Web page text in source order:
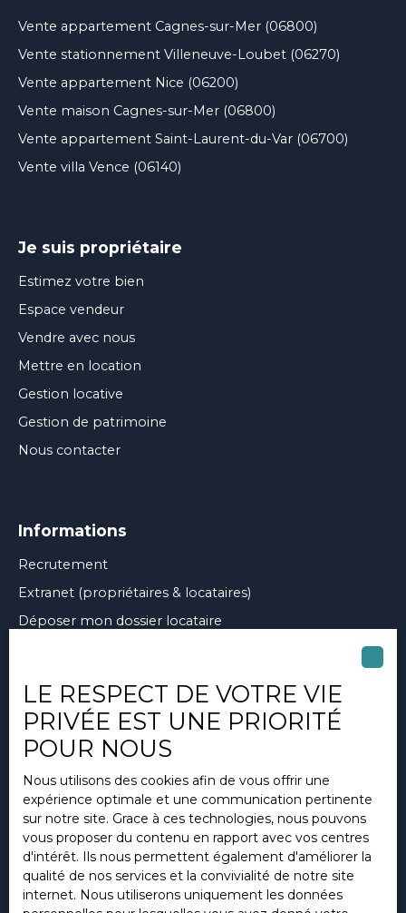
Vente appartement Cagnes-sur-Mer (06800)
Vente stationnement Villeneuve-Loubet (06270)
Vente appartement Nice (06200)
Vente maison Cagnes-sur-Mer (06800)
Vente appartement Saint-Laurent-du-Var (06700)
Vente villa Vence (06140)
Je suis propriétaire
Estimez votre bien
Espace vendeur
Vendre avec nous
Mettre en location
Gestion locative
Gestion de patrimoine
Nous contacter
Informations
Recrutement
Extranet (propriétaires & locataires)
Déposer mon dossier locataire
Politique de confidentialité
Plan du site
Espace collaborateurs
Gérer les cookies
Propulsé par
LE RESPECT DE VOTRE VIE
PRIVÉE EST UNE PRIORITÉ
POUR NOUS
Nous utilisons des cookies afin de vous offrir une
expérience optimale et une communication pertinente
sur notre site. Grace à ces technologies, nous pouvons
vous proposer du contenu en rapport avec vos centres
d'intérêt. Ils nous permettent également d'améliorer la
qualité de nos services et la convivialité de notre site
internet. Nous utiliserons uniquement les données